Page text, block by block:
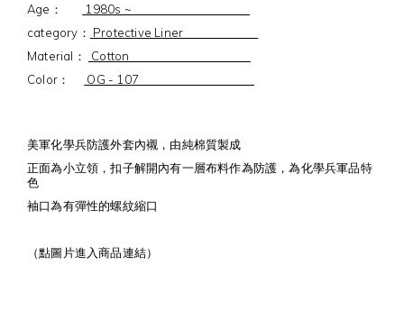
Age：
1980s ~
category： Protective Liner
Material：
Cotton
Color：
OG - 107
美軍化學兵防護外套內襯，由純棉質製成
正面為小立領，扣子解開內有一層布料作為防護，為化學兵軍品特
色
袖口為有彈性的螺紋縮口
（點圖片進入商品連結）